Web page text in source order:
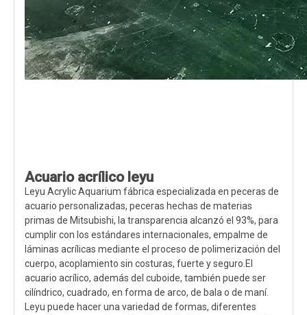
Acuario acrílico leyu
Leyu Acrylic Aquarium fábrica especializada en peceras de
acuario personalizadas, peceras hechas de materias
primas de Mitsubishi, la transparencia alcanzó el 93%, para
cumplir con los estándares internacionales, empalme de
láminas acrílicas mediante el proceso de polimerización del
cuerpo, acoplamiento sin costuras, fuerte y seguro.El
acuario acrílico, además del cuboide, también puede ser
cilíndrico, cuadrado, en forma de arco, de bala o de maní.
Leyu puede hacer una variedad de formas, diferentes